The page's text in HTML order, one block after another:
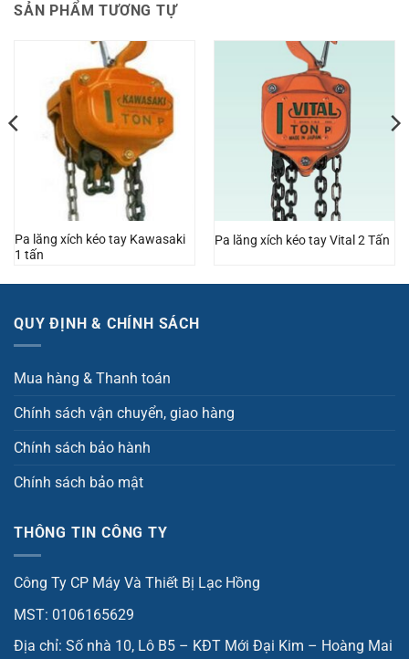
SẢN PHẨM TƯƠNG TỰ
Pa lăng xích kéo tay Kawasaki
1 tấn
Pa lăng xích kéo tay Vital 2 Tấn
QUY ĐỊNH & CHÍNH SÁCH
Mua hàng & Thanh toán
Chính sách vận chuyển, giao hàng
Chính sách bảo hành
Chính sách bảo mật
THÔNG TIN CÔNG TY
Công Ty CP Máy Và Thiết Bị Lạc Hồng
MST: 0106165629
Địa chỉ: Số nhà 10, Lô B5 – KĐT Mới Đại Kim – Hoàng Mai